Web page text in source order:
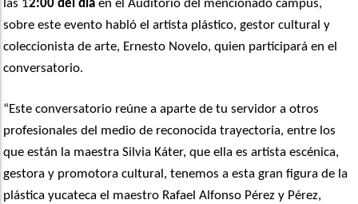
las 12:00 del día en el Auditorio del mencionado campus,
sobre este evento habló el artista plástico, gestor cultural y
coleccionista de arte, Ernesto Novelo, quien participará en el
conversatorio.
“Este conversatorio reúne a aparte de tu servidor a otros
profesionales del medio de reconocida trayectoria, entre los
que están la maestra Silvia Káter, que ella es artista escénica,
gestora y promotora cultural, tenemos a esta gran figura de la
plástica yucateca el maestro Rafael Alfonso Pérez y Pérez,